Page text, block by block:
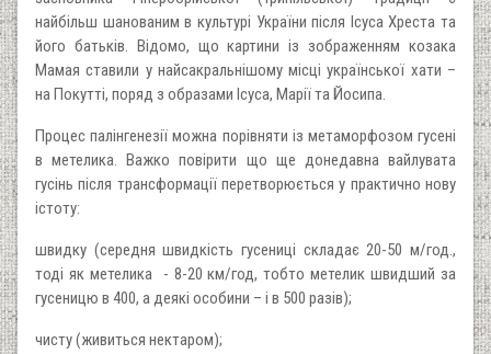
найбільш шанованим в культурі України після Ісуса Хреста та
його батьків. Відомо, що картини із зображенням козака
Мамая ставили у найсакральнішому місці української хати –
на Покутті, поряд з образами Ісуса, Марії та Йосипа.
Процес палінгенезії можна порівняти із метаморфозом гусені
в метелика. Важко повірити що ще донедавна вайлувата
гусінь після трансформації перетворюється у практично нову
істоту:
швидку (середня швидкість гусениці складає 20-50 м/год.,
тоді як метелика - 8-20 км/год, тобто метелик швидший за
гусеницю в 400, а деякі особини – і в 500 разів);
чисту (живиться нектаром);